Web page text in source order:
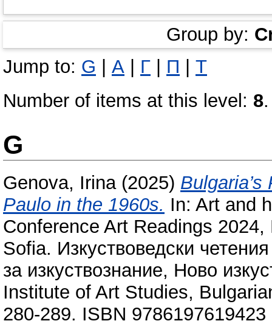
Group by:
Jump to: G | А | Г | П | Т
Number of items at this level: 8.
G
Genova, Irina(2025)
Paulo in the 1960s. In: Art and
Conference Art Readings
Sofia. Изкуствоведски
за изкуствознание, Ново
Institute of Art Studies,
280-289. ISBN 9786197619423